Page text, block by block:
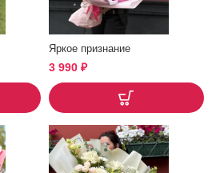
Яркое признание
3 990 ₽